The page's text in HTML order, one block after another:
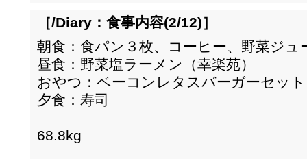
［/Diary： 食事内容(2/12)］
朝食：食パン３枚、コーヒー、野菜ジュ
昼食：野菜塩ラーメン（幸楽苑）
おやつ：ベーコンレタスバーガーセット
夕食：寿司
68.8kg